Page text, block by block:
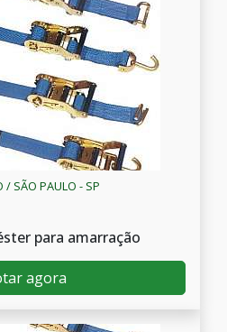
/ SÃO PAULO - SP
para amarração
agora